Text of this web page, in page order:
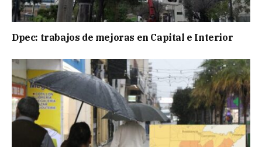
Dpec: trabajos de mejoras en Capital e Interior